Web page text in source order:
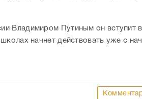
Владимиром Путиным он вступит в
начнет действовать уже с